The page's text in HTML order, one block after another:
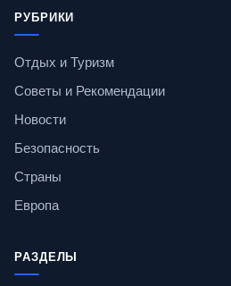
РУБРИКИ
Отдых и Туризм
Советы и Рекомендации
Новости
Безопасность
Страны
Европа
РАЗДЕЛЫ